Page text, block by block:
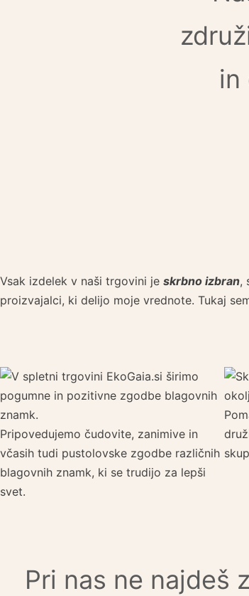
in
Vsak izdelek v naši trgovini je skrbno izbran,
proizvajalci, ki delijo moje vrednote. Tukaj
Pripovedujemo čudovite, zanimive in
včasih tudi pustolovske zgodbe različnih
blagovnih znamk, ki se trudijo za lepši
svet.
Pri nas ne najdeš